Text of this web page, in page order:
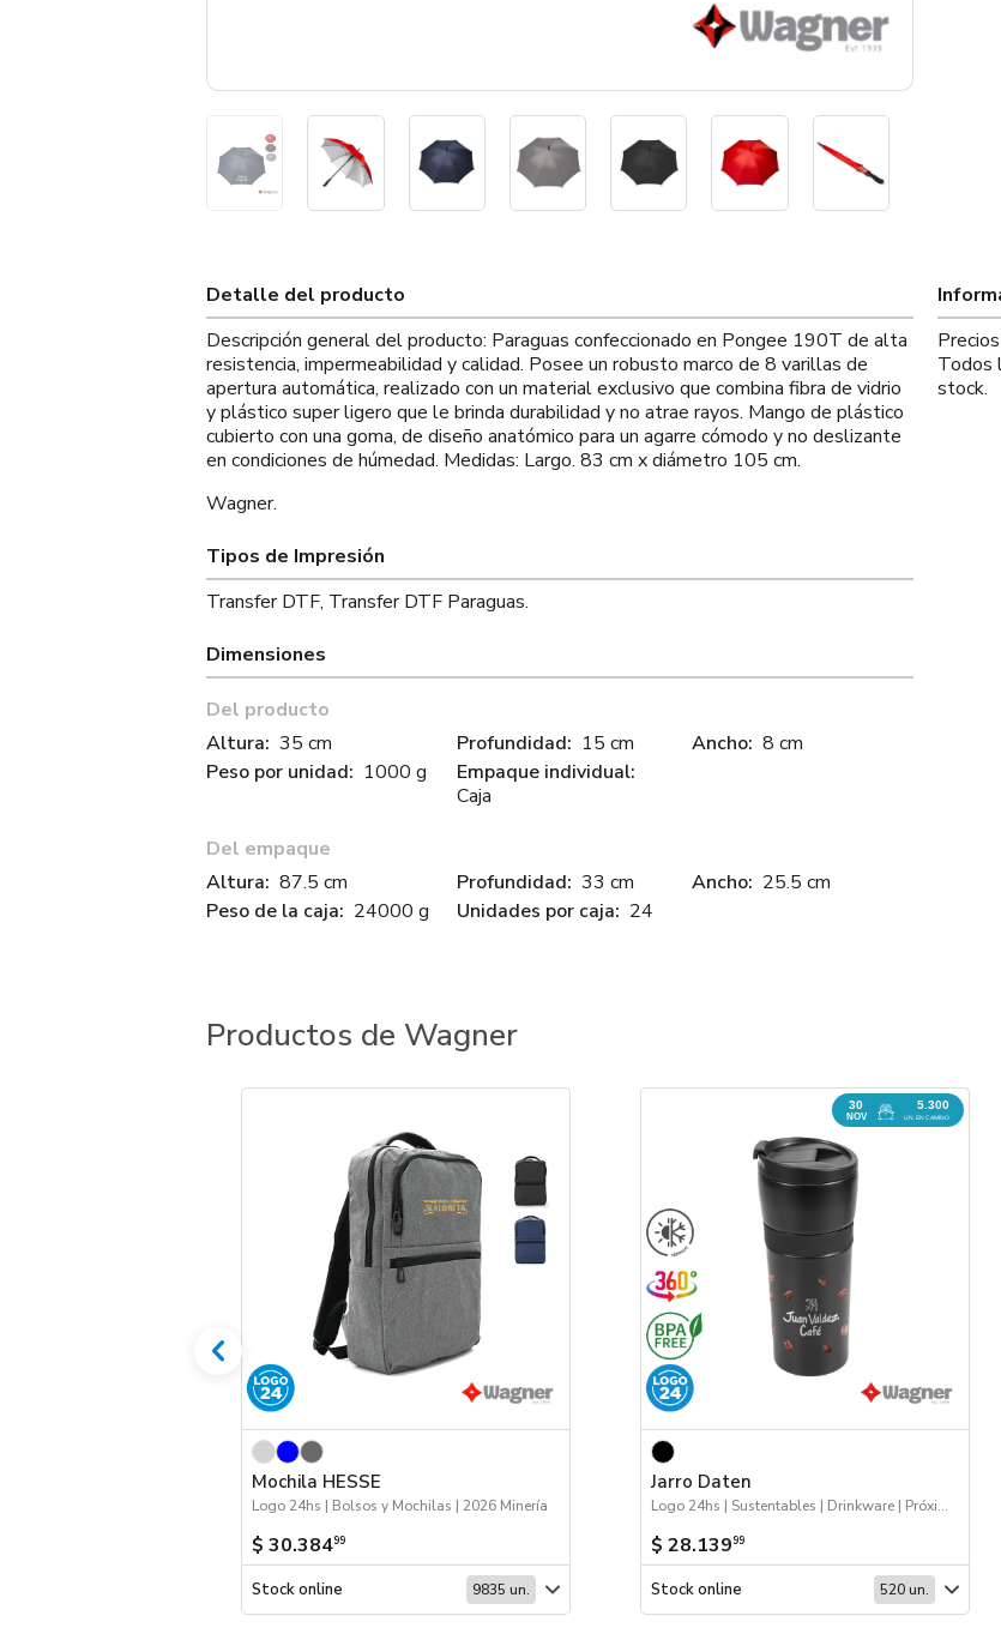
Detalle del producto
Descripción general del producto: Paraguas confeccionado en Pongee 190T de alta
resistencia, impermeabilidad y calidad. Posee un robusto marco de 8 varillas de
apertura automática, realizado con un material exclusivo que combina fibra de vidrio
y plástico super ligero que le brinda durabilidad y no atrae rayos. Mango de plástico
cubierto con una goma, de diseño anatómico para un agarre cómodo y no deslizante
en condiciones de húmedad. Medidas: Largo. 83 cm x diámetro 105 cm.
Wagner.
Tipos de Impresión
Transfer DTF, Transfer DTF Paraguas.
Dimensiones
Del producto
Altura: 35 cm
Peso por unidad: 1000 g
Profundidad: 15 cm
Empaque individual:
Caja
Ancho: 8 cm
Del empaque
Altura: 87.5 cm
Peso de la caja: 24000 g
Profundidad: 33 cm
Unidades por caja: 24
Ancho: 25.5 cm
Todos
stock.
Productos de Wagner
Mochila HESSE
Logo 24hs | Bolsos y Mochilas | 2026 Minería
$ 30.38499
Stock online 9835 un.
30
NOV
5.300
UN. EN CAMINO
Jarro Daten
Logo 24hs | Sustentables | Drinkware | Próximos Arribos
$ 28.13999
Stock online 520 un.